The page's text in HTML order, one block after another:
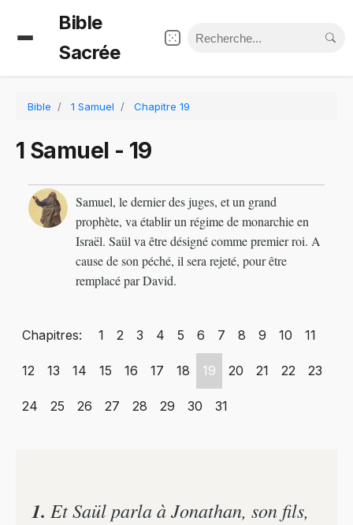
Bible
Sacrée
Bible 1 Samuel Chapitre 19
1 Samuel - 19
Samuel, le dernier des juges, et un grand
prophète, va établir un régime de monarchie en
Israël. Saül va être désigné comme premier roi. A
cause de son péché, il sera rejeté, pour être
remplacé par David.
Chapitres: 1 2 3 4 5 6 7 8 9 10 11
12 13 14 15 16 17 18 19 20 21 22 23
24 25 26 27 28 29 30 31
1. Et Saül parla à Jonathan, son fils,